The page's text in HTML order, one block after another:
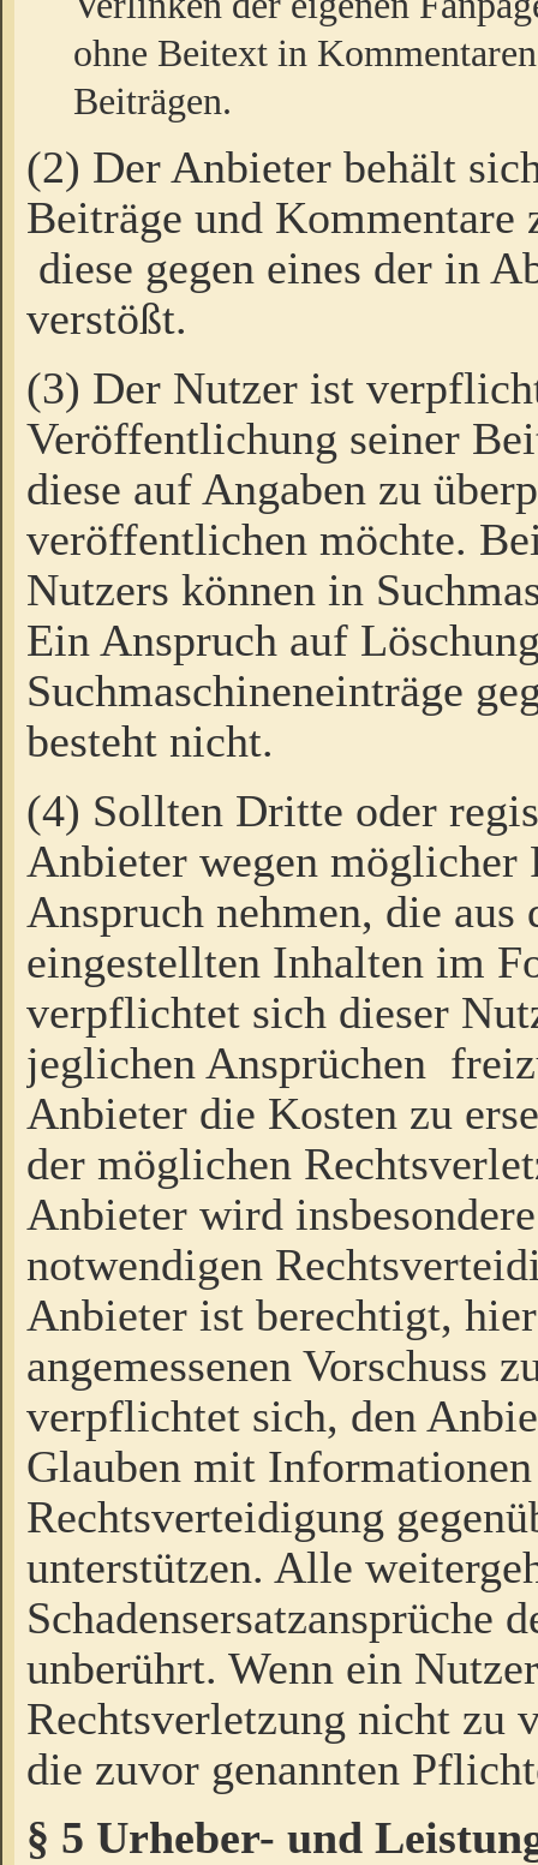
ohne Beitext in
Beiträgen.
(2) Der Anbieter behält
Beiträge und Kommentare
diese gegen eines der in
verstößt.
(3) Der Nutzer ist
Veröffentlichung seiner
diese auf Angaben zu
veröffentlichen möchte.
Nutzers können in
Ein Anspruch auf
Suchmaschineneinträge
besteht nicht.
(4) Sollten Dritte oder
Anbieter wegen möglicher
Anspruch nehmen, die
eingestellten Inhalten im
verpflichtet sich dieser
jeglichen Ansprüchen
Anbieter die Kosten zu
der möglichen
Anbieter wird
notwendigen
Anbieter ist berechtigt,
angemessenen Vorschuss
verpflichtet sich, den
Glauben mit
Rechtsverteidigung
unterstützen. Alle
Schadensersatzansprüche
unberührt. Wenn ein
Rechtsverletzung nicht zu
die zuvor genannten
§ 5 Urheber- und